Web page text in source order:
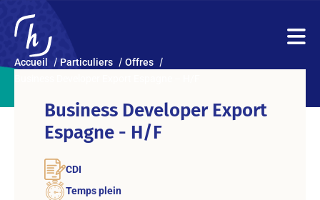
Accueil Particuliers
Offres
Business Developer Export
Espagne - H/F
CDI
Temps plein